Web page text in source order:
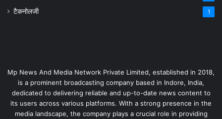
टैकनोलजी 1
Mp News And Media Network Private Limited, established in 2018,
is a prominent broadcasting company based in Indore, India,
dedicated to delivering reliable and up-to-date news content to
its users across various platforms. With a strong presence in the
media landscape, the company plays a crucial role in providing